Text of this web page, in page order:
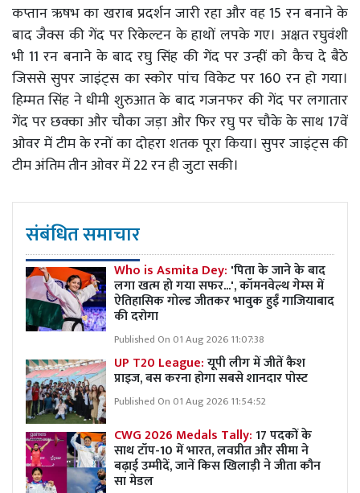
कप्तान ऋषभ का खराब प्रदर्शन जारी रहा और वह 15 रन बनाने के
बाद जैक्स की गेंद पर रिकेल्टन के हाथों लपके गए। अक्षत रघुवंशी
भी 11 रन बनाने के बाद रघु सिंह की गेंद पर उन्हीं को कैच दे बैठे
जिससे सुपर जाइंट्स का स्कोर पांच विकेट पर 160 रन हो गया।
हिम्मत सिंह ने धीमी शुरुआत के बाद गजनफर की गेंद पर लगातार
गेंद पर छक्का और चौका जड़ा और फिर रघु पर चौके के साथ 17वें
ओवर में टीम के रनों का दोहरा शतक पूरा किया। सुपर जाइंट्स की
टीम अंतिम तीन ओवर में 22 रन ही जुटा सकी।
संबंधित समाचार
Who is Asmita Dey: 'पिता के जाने के बाद
लगा खत्म हो गया सफर...', कॉमनवेल्थ गेम्स में
ऐतिहासिक गोल्ड जीतकर भावुक हुईं गाजियाबाद
की दरोगा
Published On 01 Aug 2026 11:07:38
UP T20 League:यूपी लीग में जीतें कैश
प्राइज, बस करना होगा सबसे शानदार पोस्ट
Published On 01 Aug 2026 11:54:52
CWG 2026 Medals Tally:17 पदकों के
साथ टॉप-10 में भारत, लवप्रीत और सीमा ने
बढ़ाई उम्मीदें, जानें किस खिलाड़ी ने जीता कौन
सा मेडल